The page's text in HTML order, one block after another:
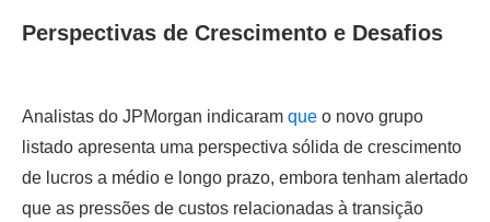
Perspectivas de Crescimento e Desafios
Analistas do JPMorgan indicaram que o novo grupo
listado apresenta uma perspectiva sólida de crescimento
de lucros a médio e longo prazo, embora tenham alertado
que as pressões de custos relacionadas à transição